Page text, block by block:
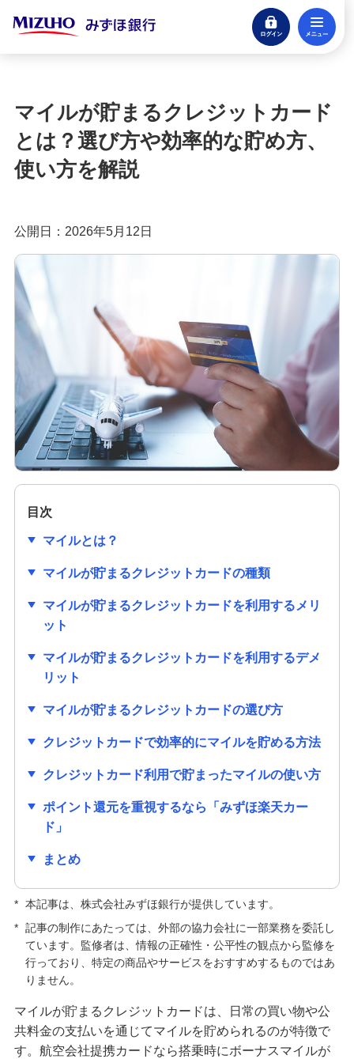
ログイン
閉じる
みずほ楽天カード（クレジットカード）
クレジットカードとは？種類やメリット・注意
点、審査の流れを分かりやすく解説
クレジットカードのポイント還元率とは？選び方
クレジットカードの年会費は？無料・有料のメリ
ットや選び方を分かりやすく解説
クレジットカードの作り方は？必要なものや初め
ての1枚を選ぶ際のポイントも解説
クレジットカードのセキュリティコードとは？役
割や確認方法、不正利用対策を解説
作り方、利用限度額についても解説
クレジットカードの審査項目は？時間や必要書
類、落ちる理由を解説
クレジットカードの番号にはどのような意味があ
るの？流出リスクと対策も紹介
クレジットカードの有効期限はどのくらい？更新
時の手続きも分かりやすく紹介
自分に合う1枚の選び方を紹介
とき？手数料なしで利用する方法も紹介
役割や使い分ける方法も解説
クレジットカードの解約前に確認すること・手続
方法は？メリット・デメリットも解説
クレジットカードの更新時にするべきことは？新
しいカードが届かない原因も解説
クレジットカードの利用限度額はどう決まる？仕
組みや確認方法、増やす方法を紹介
マイルが貯まるクレジットカード
とは？選び方や効率的な貯め方、
使い方を解説
公開日：2026年5月12日
目次
マイルとは？
マイルが貯まるクレジットカードの種類
マイルが貯まるクレジットカードを利用するメリ
ット
マイルが貯まるクレジットカードを利用するデメ
リット
マイルが貯まるクレジットカードの選び方
クレジットカードで効率的にマイルを貯める方法
クレジットカード利用で貯まったマイルの使い方
ポイント還元を重視するなら「みずほ楽天カー
ド」
まとめ
* 本記事は、株式会社みずほ銀行が提供しています。
* 記事の制作にあたっては、外部の協力会社に一部業務を委託し
ています。監修者は、情報の正確性・公平性の観点から監修を
行っており、特定の商品やサービスをおすすめするものではあ
りません。
マイルが貯まるクレジットカードは、日常の買い物や公
共料金の支払いを通じてマイルを貯められるのが特徴で
す。航空会社提携カードなら搭乗時にボーナスマイルが